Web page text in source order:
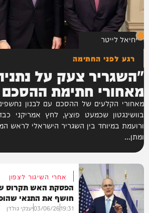
יחיאל לייטר
רגע לפני החתימה
"השגריר צעק על
מאחורי חתימת ההסכם
מאחורי הקלעים של ההסכם עם לבנון
בוושינגטון שכמעט פוצץ, לחץ אמריקני
ורועמת במיוחד בין השגריר הישראלי
ומתן...
אחרי השיגור לצפון
הפסקת האש תקרוס
חושף את התנאי
19:31
03/06/26יענקי גולדן